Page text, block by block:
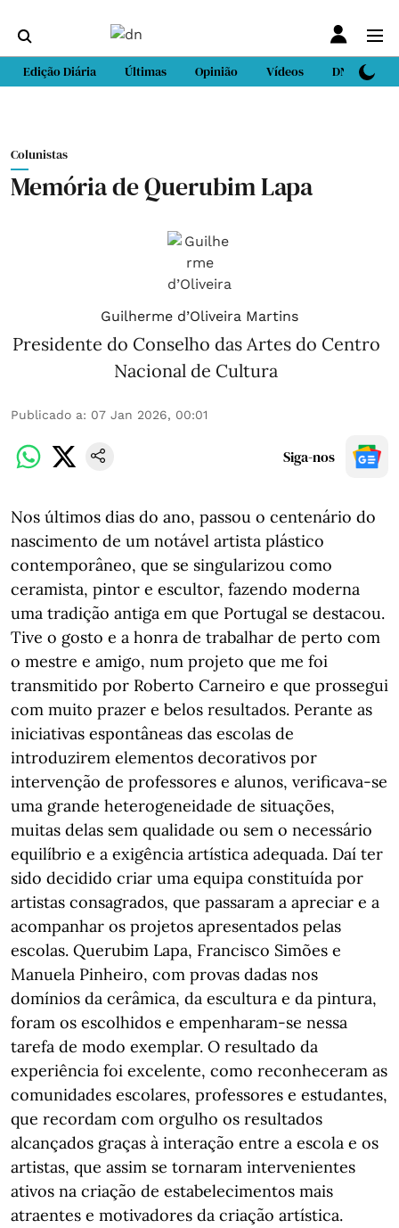
Edição Diária Últimas Opinião Vídeos DN Sport
Colunistas
Memória de Querubim Lapa
Guilherme d’Oliveira Martins
Presidente do Conselho das Artes do Centro
Nacional de Cultura
Publicado a: 07 Jan 2026, 00:01
Siga-nos
Nos últimos dias do ano, passou o centenário do
nascimento de um notável artista plástico
contemporâneo, que se singularizou como
ceramista, pintor e escultor, fazendo moderna
uma tradição antiga em que Portugal se destacou.
Tive o gosto e a honra de trabalhar de perto com
o mestre e amigo, num projeto que me foi
transmitido por Roberto Carneiro e que prossegui
com muito prazer e belos resultados. Perante as
iniciativas espontâneas das escolas de
introduzirem elementos decorativos por
intervenção de professores e alunos, verificava-se
uma grande heterogeneidade de situações,
muitas delas sem qualidade ou sem o necessário
equilíbrio e a exigência artística adequada. Daí ter
sido decidido criar uma equipa constituída por
artistas consagrados, que passaram a apreciar e a
acompanhar os projetos apresentados pelas
escolas. Querubim Lapa, Francisco Simões e
Manuela Pinheiro, com provas dadas nos
domínios da cerâmica, da escultura e da pintura,
foram os escolhidos e empenharam-se nessa
tarefa de modo exemplar. O resultado da
experiência foi excelente, como reconheceram as
comunidades escolares, professores e estudantes,
que recordam com orgulho os resultados
alcançados graças à interação entre a escola e os
artistas, que assim se tornaram intervenientes
ativos na criação de estabelecimentos mais
atraentes e motivadores da criação artística.